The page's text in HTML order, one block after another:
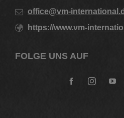
office@vm-
https://www.vm-
FOLGE UNS AUF